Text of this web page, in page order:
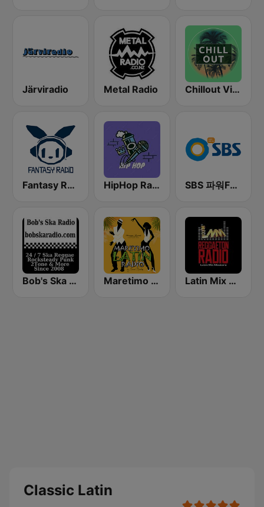
Järviradio Metal Radio Chillout Vibes
Fantasy Radio UK HipHop Radio SBS 파워FM-SBS 라디오
Bob's Ska Radio Maretimo Latin Radio Latin Mix Masters Reggaeton Radio
Classic Latin